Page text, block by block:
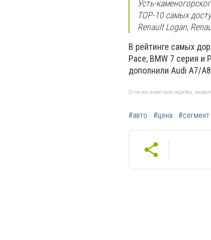
Усть-
ТОР-10 самых
Renault Logan,
В рейтинге самых
Pace, BMW 7 серия
дополнили Audi А7/
Если вы заметили ошибку,
#авто #цена #cегмент